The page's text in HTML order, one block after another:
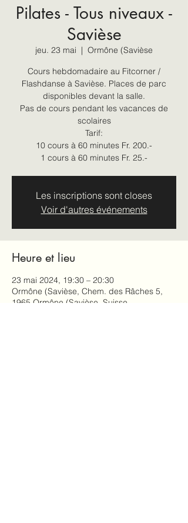
Pilates - Tous niveaux -
Savièse
jeu. 23 mai
  |
Ormône (Savièse
Cours hebdomadaire au Fitcorner /
Flashdanse à Savièse. Places de parc
disponibles devant la salle.
Pas de cours pendant les vacances de
scolaires
Tarif:
10 cours à 60 minutes Fr. 200.-
1 cours à 60 minutes Fr. 25.-
Les inscriptions sont closes
Voir d'autres événements
Heure et lieu
23 mai 2024, 19:30 – 20:30
Ormône (Savièse, Chem. des Râches 5,
1965 Ormône (Savièse, Suisse